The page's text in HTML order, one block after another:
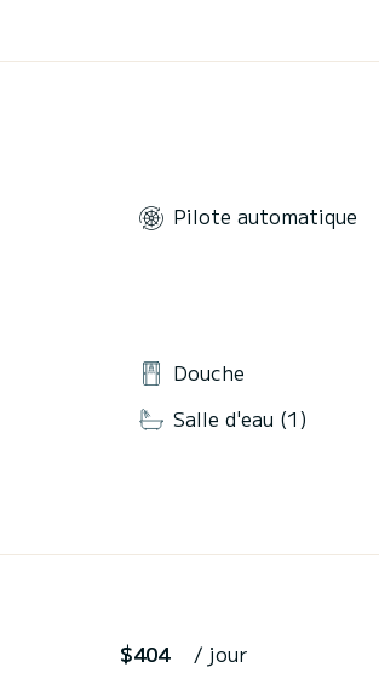
Pilote automatique
Douche
Salle d'eau (1)
$404 / jour